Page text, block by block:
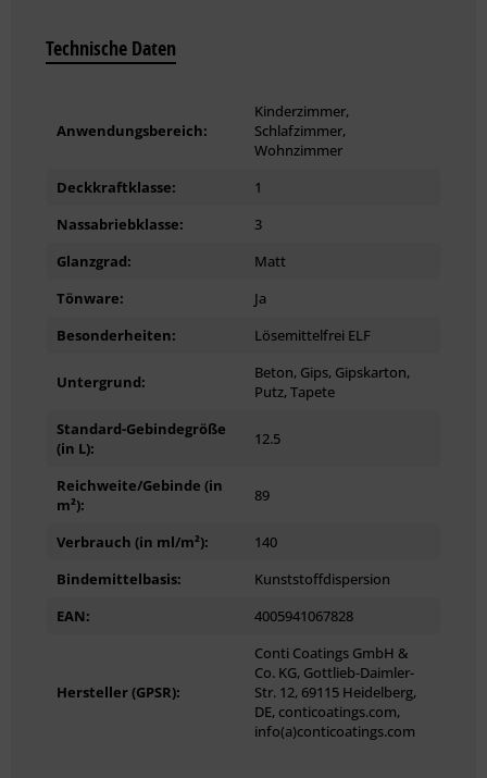
Technische Daten
Anwendungsbereich:
Kinderzimmer,
Schlafzimmer,
Wohnzimmer
Deckkraftklasse:
1
Nassabriebklasse:
3
Glanzgrad:
Matt
Tönware:
Ja
Besonderheiten:
Lösemittelfrei ELF
Untergrund:
Beton, Gips, Gipskarton,
Putz, Tapete
Standard-Gebindegröße
(in L):
12.5
Reichweite/Gebinde (in
m²):
89
Verbrauch (in ml/m²):
140
Bindemittelbasis:
Kunststoffdispersion
EAN:
4005941067828
Hersteller (GPSR):
Conti Coatings GmbH &
Co. KG, Gottlieb-Daimler-
Str. 12, 69115 Heidelberg,
DE, conticoatings.com,
info(a)conticoatings.com